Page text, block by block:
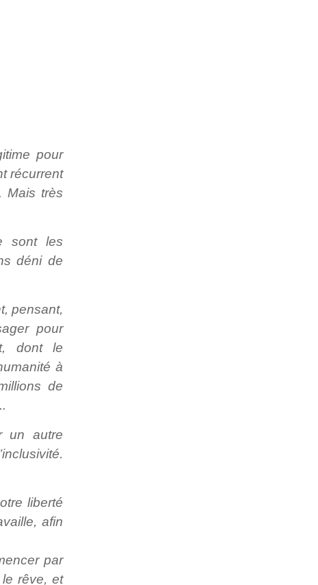
pour
récurrent
Mais très
sont les
déni de
pensant,
pour
dont le
à
de
un autre
liberté
afin
par
rêve, et